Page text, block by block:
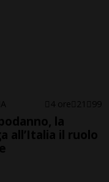
4 ore 21 99
la
all’Italia il ruolo